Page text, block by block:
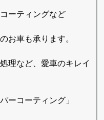
ーティングなど
お車も承ります。
理など、愛車のキレイ
ーコーティング」